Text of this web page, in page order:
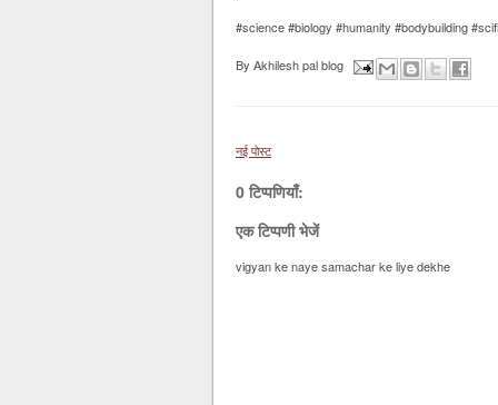
#science #biology #humanity #bodybuilding
By Akhilesh pal blog
नई पोस्ट
0 टिप्पणियाँ:
एक टिप्पणी भेजें
vigyan ke naye samachar ke liye dekhe